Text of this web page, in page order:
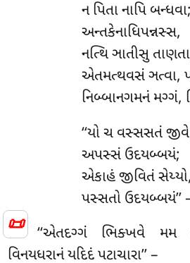
📜
ન પિતા નાપિ બન્ધવા;
અન્તકેનાધિપન્નસ્સ,
નત્થિ ઞાતીસુ
એતમત્થવસં ઞત્વા,
નિબ્બાનગમનં મગ્ગં,
‘‘યોચ વસ્સસતં
અપસ્સં ઉદયબ્બયં;
એકાહં જીવિતં સેય્યો,
પસ્સતો ઉદયબ્બયં’’
‘‘એતદગ્ગં ભિક્ખવે મમ
વિનયધરાનં યદિદં પટાચારા’’ –